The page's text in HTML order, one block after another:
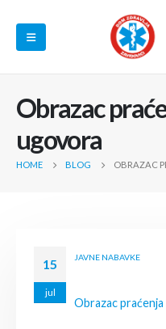
Obrazac
ugovora
HOME BLOG OBRAZAC
15
jul
JAVNE NABAVKE
Obrazac